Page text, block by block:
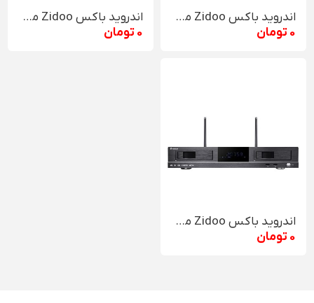
اندروید باکس Zidoo مدل X20 Pro
0 تومان
اندروید باکس Zidoo مدل Z1000
0 تومان
اندروید باکس Zidoo مدل X20
0 تومان